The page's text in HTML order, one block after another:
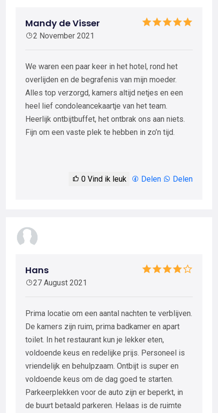
Mandy de Visser
2 November 2021
We waren een paar keer in het hotel, rond het
overlijden en de begrafenis van mijn moeder.
Alles top verzorgd, kamers altijd netjes en een
heel lief condoleancekaartje van het team.
Heerlijk ontbijtbuffet, het ontbrak ons aan niets.
Fijn om een vaste plek te hebben in zo’n tijd.
0 Vind ik leuk Delen Delen
Hans
27 August 2021
Prima locatie om een aantal nachten te verblijven.
De kamers zijn ruim, prima badkamer en apart
toilet. In het restaurant kun je lekker eten,
voldoende keus en redelijke prijs. Personeel is
vriendelijk en behulpzaam. Ontbijt is super en
voldoende keus om de dag goed te starten.
Parkeerplekken voor de auto zijn er beperkt, in
de buurt betaald parkeren. Helaas is de ruimte